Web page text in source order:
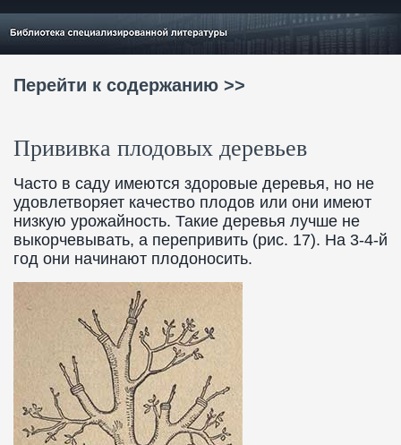
Перейти к содержанию >>
Прививка плодовых деревьев
Часто в саду имеются здоровые деревья, но не
удовлетворяет качество плодов или они имеют
низкую урожайность. Такие деревья лучше не
выкорчевывать, а перепривить (рис. 17). На 3-4-й
год они начинают плодоносить.